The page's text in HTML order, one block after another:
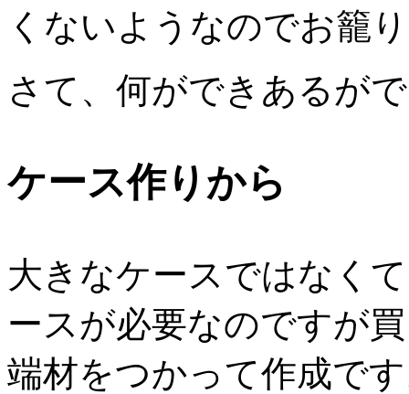
くないようなのでお籠
さて、何ができあるが
ケース作りから
大きなケースではなく
ースが必要なのですが
端材をつかって作成で